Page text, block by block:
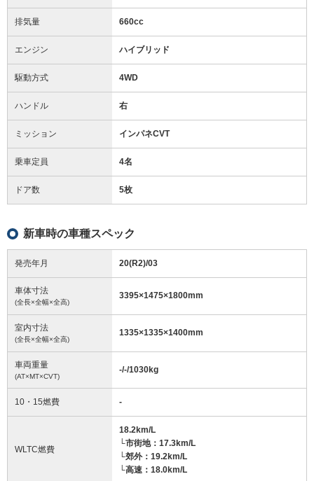
排気量 660cc
エンジン ハイブリッド
駆動方式 4WD
ハンドル 右
ミッション インパネCVT
乗車定員 4名
ドア数 5枚
新車時の車種スペック
発売年月 20(R2)/03
車体寸法
(全長×全幅×全高)
3395×1475×1800mm
室内寸法
(全長×全幅×全高)
1335×1335×1400mm
車両重量
(AT×MT×CVT)
-/-/1030kg
10・15燃費 -
WLTC燃費
18.2km/L
└市街地：17.3km/L
└郊外：19.2km/L
└高速：18.0km/L